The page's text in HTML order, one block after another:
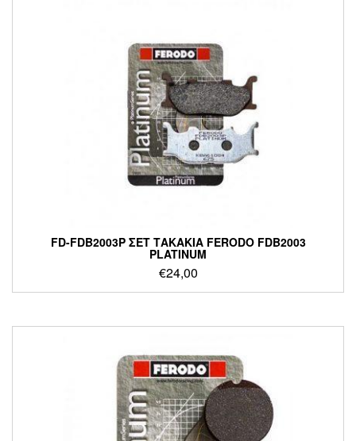
FD-FDB2003P ΣΕΤ ΤΑΚΑΚΙΑ FERODO FDB2003
PLATINUM
€24,00